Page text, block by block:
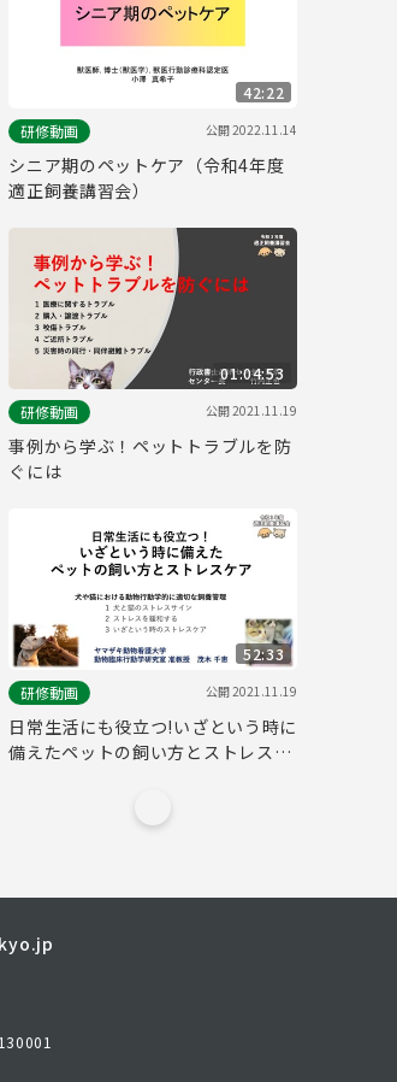
42:22
研修動画
公開2022.11.14
シニア期のペットケア（令和4年度
適正飼養講習会）
01:04:53
研修動画
公開2021.11.19
事例から学ぶ！ペットトラブルを防
ぐには
52:33
研修動画
公開2021.11.19
日常生活にも役立つ!いざという時に
備えたペットの飼い方とストレスケ